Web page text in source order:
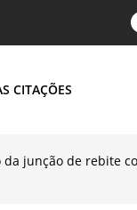
CITAÇÕES
junção de rebite